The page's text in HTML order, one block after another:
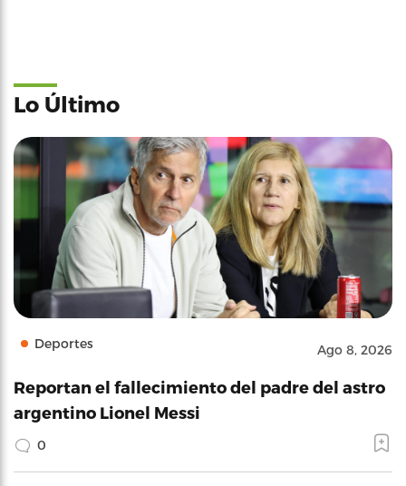
Lo Último
Deportes Ago 8, 2026
Reportan el fallecimiento del padre del astro
argentino Lionel Messi
0